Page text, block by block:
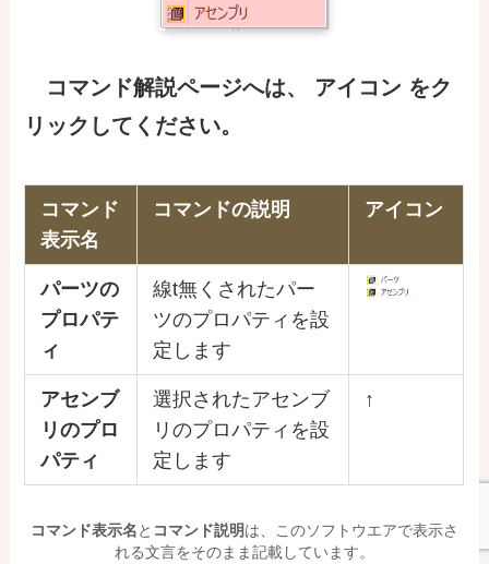
コマンド解説ページへは、 アイコン をク
リックしてください。
コマンド
表示名
コマンドの説明 アイコン
パーツの
プロパテ
ィ
線t無くされたパー
ツのプロパティを設
定します
アセンブ
リのプロ
パティ
選択されたアセンブ
リのプロパティを設
定します
↑
コマンド表示名と コマンド説明は、このソフトウエアで表示さ
れる文言をそのまま記載しています。